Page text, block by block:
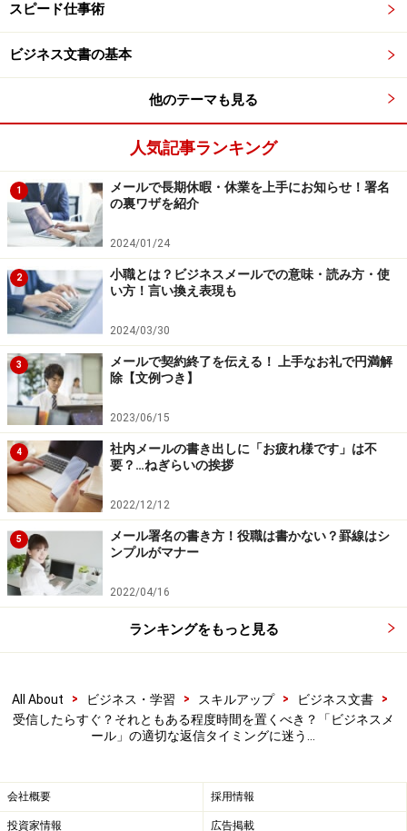
承願います」と、顧客にあらかじめ連絡しています。場
合によっては、このような対策も有効ではないでしょう
ビジネスメールのマナーに関するアンケート
調査方法：インターネットアンケート
調査日：2025年5月12日
調査対象：全国20～60代の250人（男性：104人、女
性：143人、その他：2人、回答しない：1人）
※回答者のコメントは原文ママ
※記事内容は執筆時点のものです。最新の内容をご確認くださ
い。
【編集部おすすめの購入サイト】
Amazonでビジネスマナー関連の書籍をチェック！
楽天市場でビジネスマナー関連の書籍をチェッ
ク！
スピード仕事術
ビジネス文書の基本
他のテーマも見る
人気記事ランキング
1
メールで長期休暇・休業を上手にお知らせ！署名
の裏ワザを紹介
2024/01/24
2
小職とは？ビジネスメールでの意味・読み方・使
い方！言い換え表現も
2024/03/30
3
メールで契約終了を伝える！ 上手なお礼で円満解
除【文例つき】
2023/06/15
4
社内メールの書き出しに「お疲れ様です」は不
要？…ねぎらいの挨拶
2022/12/12
5
メール署名の書き方！役職は書かない？罫線はシ
ンプルがマナー
2022/04/16
ランキングをもっと見る
All About > ビジネス・学習 > スキルアップ > ビジネス文書
>
受信したらすぐ？それともある程度時間を置くべき？「ビジネスメ
ール」の適切な返信タイミングに迷う…
会社概要 採用情報
投資家情報 広告掲載